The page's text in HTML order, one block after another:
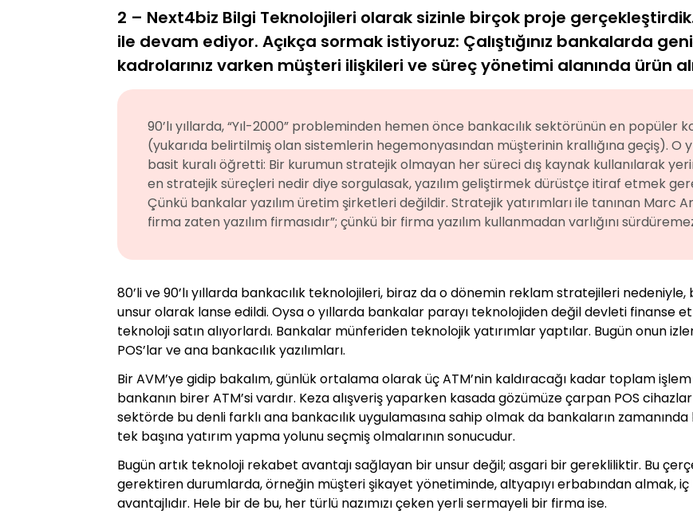
2 – Next4biz Bilgi Teknolojileri olarak sizinle birçok proje
ile devam ediyor. Açıkça sormak istiyoruz: Çalıştığınız bankalarda
kadrolarınız varken müşteri ilişkileri ve süreç yönetimi alanında ürün
90’lı yıllarda, “Yıl-2000” probleminden hemen önce bankacılık sektörünün en popüler
(yukarıda belirtilmiş olan sistemlerin hegemonyasından müşterinin krallığına geçiş). O
basit kuralı öğretti: Bir kurumun stratejik olmayan her süreci dış kaynak kullanılarak
en stratejik süreçleri nedir diye sorgulasak, yazılım geliştirmek dürüstçe itiraf etmek
Çünkü bankalar yazılım üretim şirketleri değildir. Stratejik yatırımları ile tanınan Marc
firma zaten yazılım firmasıdır”; çünkü bir firma yazılım kullanmadan varlığını
80’li ve 90’lı yıllarda bankacılık teknolojileri, biraz da o dönemin reklam stratejileri
unsur olarak lanse edildi. Oysa o yıllarda bankalar parayı teknolojiden değil devleti finanse
teknoloji satın alıyorlardı. Bankalar münferiden teknolojik yatırımlar yaptılar. Bugün onun
POS’lar ve ana bankacılık yazılımları.
Bir AVM’ye gidip bakalım, günlük ortalama olarak üç ATM’nin kaldıracağı kadar toplam
bankanın birer ATM’si vardır. Keza alışveriş yaparken kasada gözümüze çarpan POS
sektörde bu denli farklı ana bankacılık uygulamasına sahip olmak da bankaların
tek başına yatırım yapma yolunu seçmiş olmalarının sonucudur.
Bugün artık teknoloji rekabet avantajı sağlayan bir unsur değil; asgari bir gerekliliktir. Bu
gerektiren durumlarda, örneğin müşteri şikayet yönetiminde, altyapıyı erbabından almak,
avantajlıdır. Hele bir de bu, her türlü nazımızı çeken yerli sermayeli bir firma ise.